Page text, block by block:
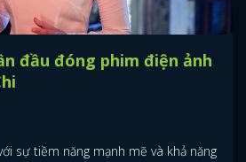
đầu đóng phim điện ảnh
sự tiềm năng mạnh mẽ và khả năng